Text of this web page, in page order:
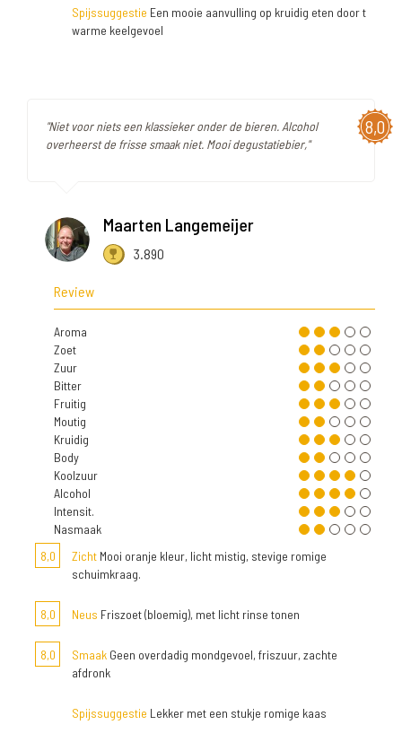
Spijssuggestie Een mooie aanvulling op kruidig eten door t
warme keelgevoel
8,0
"Niet voor niets een klassieker onder de bieren. Alcohol
overheerst de frisse smaak niet. Mooi degustatiebier,"
Maarten Langemeijer
3.890
Review
Aroma
Zoet
Zuur
Bitter
Fruitig
Moutig
Kruidig
Body
Koolzuur
Alcohol
Intensit.
Nasmaak
8,0
Zicht Mooi oranje kleur, licht mistig, stevige romige
schuimkraag.
8,0 Neus Friszoet (bloemig), met licht rinse tonen
8,0 Smaak Geen overdadig mondgevoel, friszuur, zachte
afdronk
Spijssuggestie Lekker met een stukje romige kaas